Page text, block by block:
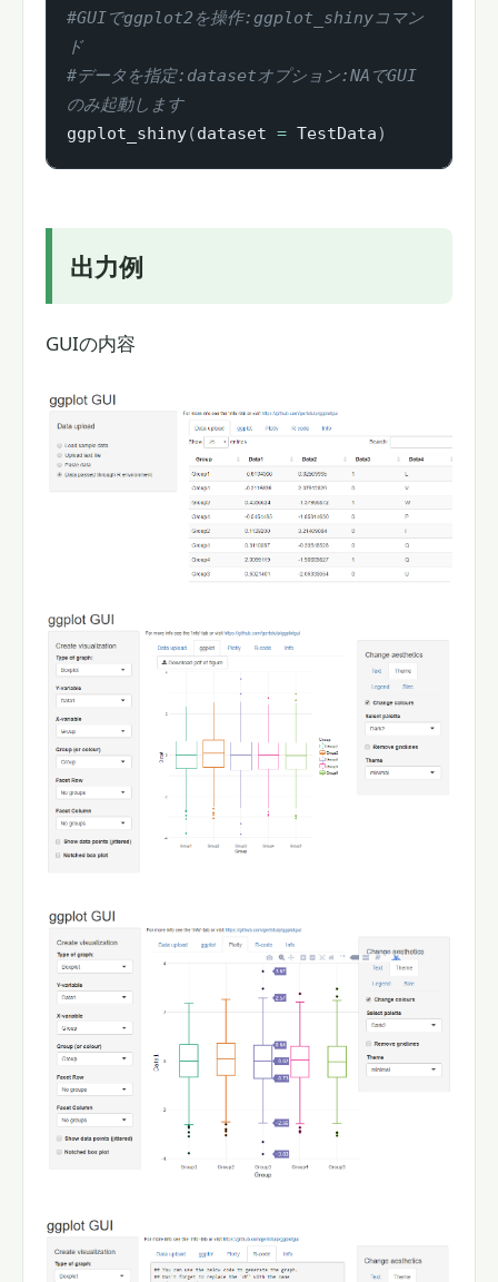
#GUIでggplot2を操作:ggplot_shinyコマン
ド
#データを指定:datasetオプション:NAでGUI
のみ起動します
ggplot_shiny(dataset = TestData)
出力例
GUIの内容